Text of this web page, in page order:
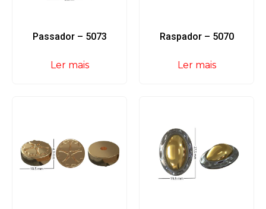
Passador – 5073
Ler mais
Raspador – 5070
Ler mais